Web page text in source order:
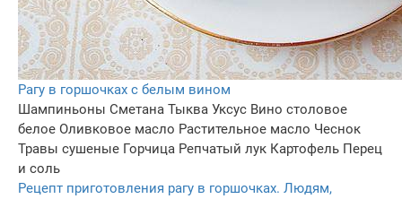
Рагу в горшочках с белым вином
Шампиньоны Сметана Тыква Уксус Вино столовое
белое Оливковое масло Растительное масло Чеснок
Травы сушеные Горчица Репчатый лук Картофель Перец
и соль
Рецепт приготовления рагу в горшочках. Людям,